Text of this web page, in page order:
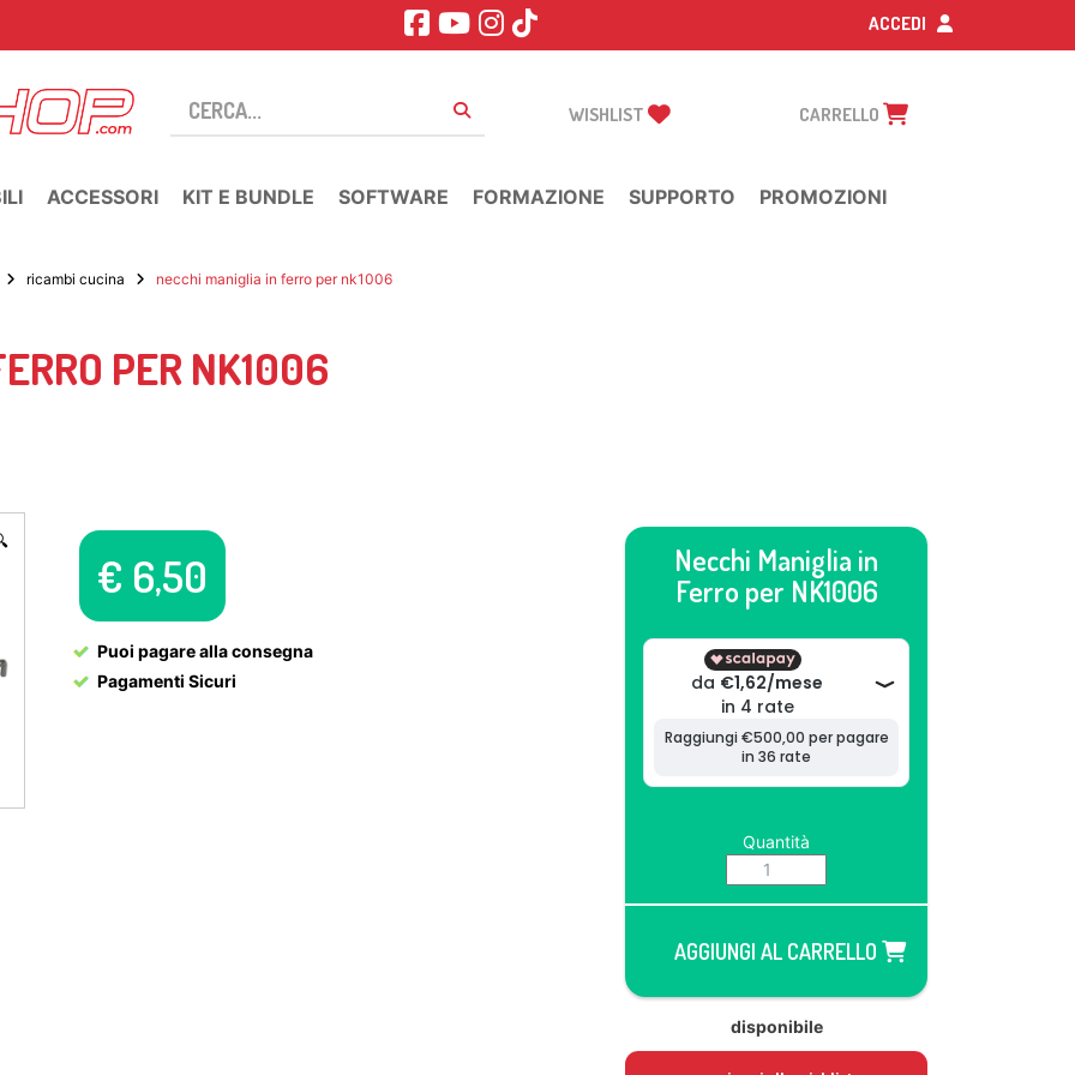
ACCEDI
WISHLIST CARRELLO
ACCESSORI KIT E BUNDLE SOFTWARE FORMAZIONE SUPPORTO PROMOZIONI
ricambi cucina necchi maniglia in ferro per nk1006
PER NK1006
€ 6,50
Puoi pagare alla consegna
Pagamenti Sicuri
Necchi Maniglia in
Ferro per NK1006
Quantità
AGGIUNGI AL CARRELLO
disponibile